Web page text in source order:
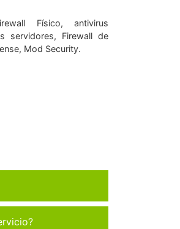
Físico, antivirus
servidores, Firewall de
Mod Security.